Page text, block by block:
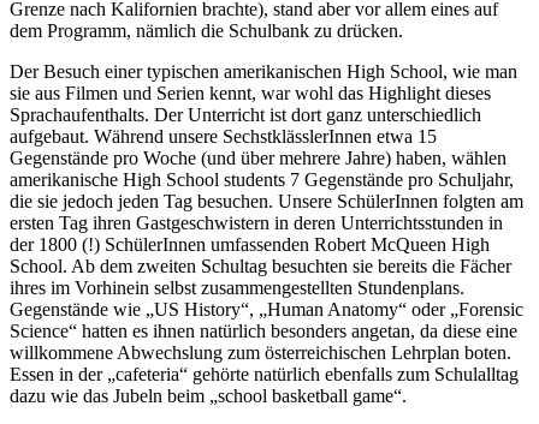
Grenze nach Kalifornien brachte), stand aber vor allem eines auf
dem Programm, nämlich die Schulbank zu drücken.
Der Besuch einer typischen amerikanischen High School, wie man
sie aus Filmen und Serien kennt, war wohl das Highlight dieses
Sprachaufenthalts. Der Unterricht ist dort ganz unterschiedlich
aufgebaut. Während unsere SechstklässlerInnen etwa 15
Gegenstände pro Woche (und über mehrere Jahre) haben, wählen
amerikanische High School students 7 Gegenstände pro Schuljahr,
die sie jedoch jeden Tag besuchen. Unsere SchülerInnen folgten am
ersten Tag ihren Gastgeschwistern in deren Unterrichtsstunden in
der 1800 (!) SchülerInnen umfassenden Robert McQueen High
School. Ab dem zweiten Schultag besuchten sie bereits die Fächer
ihres im Vorhinein selbst zusammengestellten Stundenplans.
Gegenstände wie „US History“, „Human Anatomy“ oder „Forensic
Science“ hatten es ihnen natürlich besonders angetan, da diese eine
willkommene Abwechslung zum österreichischen Lehrplan boten.
Essen in der „cafeteria“ gehörte natürlich ebenfalls zum Schulalltag
dazu wie das Jubeln beim „school basketball game“.